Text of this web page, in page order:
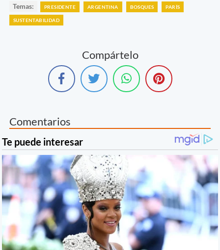
Temas: PRESIDENTE ARGENTINA BOSQUES PARÍS
SUSTENTABILIDAD
Compártelo
Comentarios